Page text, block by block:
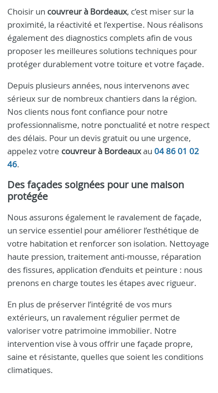
Choisir un couvreur à Bordeaux, c’est miser sur la
proximité, la réactivité et l’expertise. Nous réalisons
également des diagnostics complets afin de vous
proposer les meilleures solutions techniques pour
protéger durablement votre toiture et votre façade.
Depuis plusieurs années, nous intervenons avec
sérieux sur de nombreux chantiers dans la région.
Nos clients nous font confiance pour notre
professionnalisme, notre ponctualité et notre respect
des délais. Pour un devis gratuit ou une urgence,
appelez votre couvreur à Bordeauxau 04 86 01 02
46.
Des façades soignées pour une maison
protégée
Nous assurons également le ravalement de façade,
un service essentiel pour améliorer l’esthétique de
votre habitation et renforcer son isolation. Nettoyage
haute pression, traitement anti-mousse, réparation
des fissures, application d’enduits et peinture : nous
prenons en charge toutes les étapes avec rigueur.
En plus de préserver l’intégrité de vos murs
extérieurs, un ravalement régulier permet de
valoriser votre patrimoine immobilier. Notre
intervention vise à vous offrir une façade propre,
saine et résistante, quelles que soient les conditions
climatiques.